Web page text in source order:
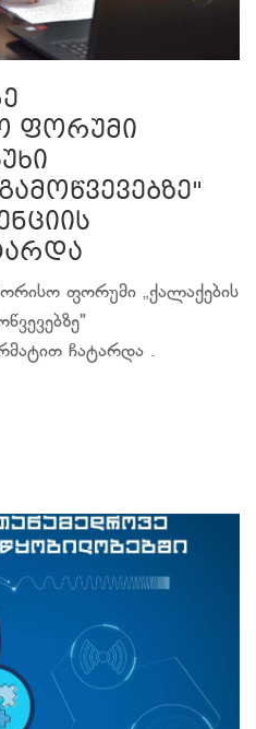
ფორუმი
ფორუმი „ქალაქების
ჩატარდა .